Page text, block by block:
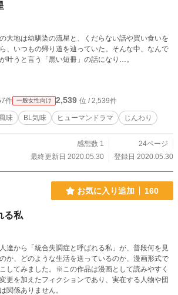
大地は幼馴染の流星と、くだらない話や買い食いを
、いつもの帰り道を辿っていた。そんな中、なんで
叶うと言う「黒い短冊」の話になり…。
件 一般女性向け 2,539 位 / 2,539件
味 BL気味 ヒューマンドラマ じんわり
感想数 1
24ページ
最終更新日 2020.05.30
登録日 2020.05.30
お気に入り追加 160
る私
達から「統合失調症と呼ばれる私」が、普段何を見
か、どのような生活を送っているのか、漫画形式で
してみました。※この作品は漫画として読みやすく
更を加えたフィクションであり、実在する人物や団
関係ありません。